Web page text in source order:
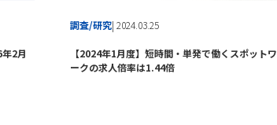
2月
調査/研究| 2024.03.25
【2024年1月度】短時間・単発で働くスポットワ
ークの求人倍率は1.44倍